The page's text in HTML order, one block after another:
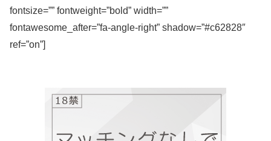
fontsize=”” fontweight=”bold” width=””
fontawesome_after=”fa-angle-right” shadow=”#c62828″
ref=”on”]